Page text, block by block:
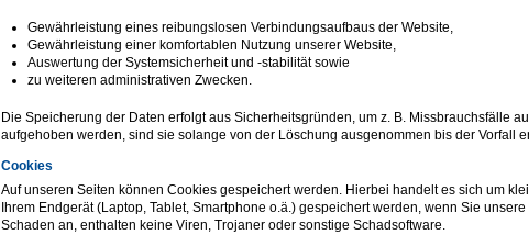
Gewährleistung eines reibungslosen Verbindungsaufbaus der Website,
Gewährleistung einer komfortablen Nutzung unserer Website,
Auswertung der Systemsicherheit und -stabilität sowie
zu weiteren administrativen Zwecken.
Die Speicherung der Daten erfolgt aus Sicherheitsgründen, um z. B. Missbrauchsfälle
aufgehoben werden, sind sie solange von der Löschung ausgenommen bis der Vorfall
Cookies
Auf unseren Seiten können Cookies gespeichert werden. Hierbei handelt es sich um
Ihrem Endgerät (Laptop, Tablet, Smartphone o.ä.) gespeichert werden, wenn Sie
Schaden an, enthalten keine Viren, Trojaner oder sonstige Schadsoftware.